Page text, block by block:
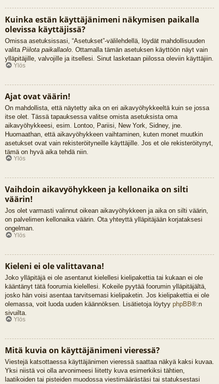
Kuinka estän käyttäjänimeni näkymisen paikalla
olevissa käyttäjissä?
Omissa asetuksissasi, “Asetukset”-välilehdellä, löydät mahdollisuuden
valita Piilota paikallaolo. Ottamalla tämän asetuksen käyttöön näyt vain
ylläpitäjille, valvojille ja itsellesi. Sinut lasketaan piilossa oleviin käyttäjiin.
Ylös
Ajat ovat väärin!
On mahdollista, että näytetty aika on eri aikavyöhykkeeltä kuin se jossa
itse olet. Tässä tapauksessa valitse omista asetuksista oma
aikavyöhykkeesi, esim. Lontoo, Pariisi, New York, Sidney, jne.
Huomaathan, että aikavyöhykkeen vaihtaminen, kuten monet muutkin
asetukset ovat vain rekisteröityneille käyttäjille. Jos et ole rekisteröitynyt,
tämä on hyvä aika tehdä niin.
Ylös
Vaihdoin aikavyöhykkeen ja kellonaika on silti
väärin!
Jos olet varmasti valinnut oikean aikavyöhykkeen ja aika on silti väärin,
on palvelimen kellonaika väärin. Ota yhteyttä ylläpitäjään korjataksesi
ongelman.
Ylös
Kieleni ei ole valittavana!
Joko ylläpitäjä ei ole asentanut kielellesi kielipakettia tai kukaan ei ole
kääntänyt tätä foorumia kielellesi. Kokeile pyytää foorumin ylläpitäjältä,
josko hän voisi asentaa tarvitsemasi kielipaketin. Jos kielipakettia ei ole
olemassa, voit luoda uuden käännöksen. Lisätietoja löytyy phpBB®:n
sivuilta.
Ylös
Mitä kuvia on käyttäjänimeni vieressä?
Viestejä katsottaessa käyttäjänimen vieressä saattaa näkyä kaksi kuvaa.
Yksi niistä voi olla arvonimeesi liitetty kuva esimerkiksi tähtien,
laatikoiden tai pisteiden muodossa viestimäärästäsi tai statuksestasi